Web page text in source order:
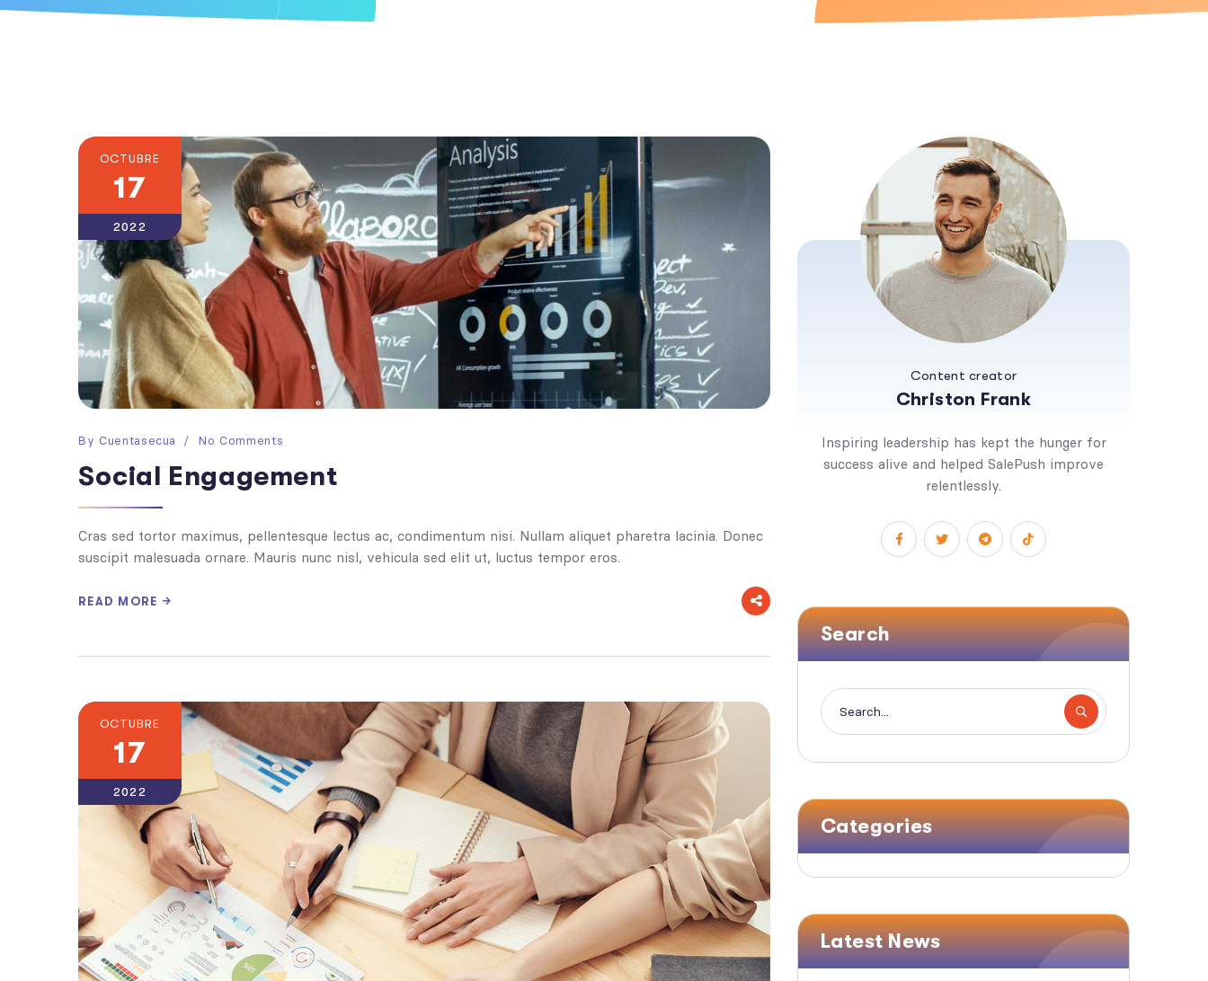
OCTUBRE
17
2022
By Cuentasecua No Comments
Social Engagement
Cras sed tortor maximus, pellentesque lectus ac, condimentum nisi. Nullam aliquet pharetra lacinia. Donec
suscipit malesuada ornare. Mauris nunc nisl, vehicula sed elit ut, luctus tempor eros.
READ MORE
OCTUBRE
17
2022
Content creator
Christon Frank
Inspiring leadership has kept the hunger for
success alive and helped SalePush improve
relentlessly.
Search
Categories
Latest News